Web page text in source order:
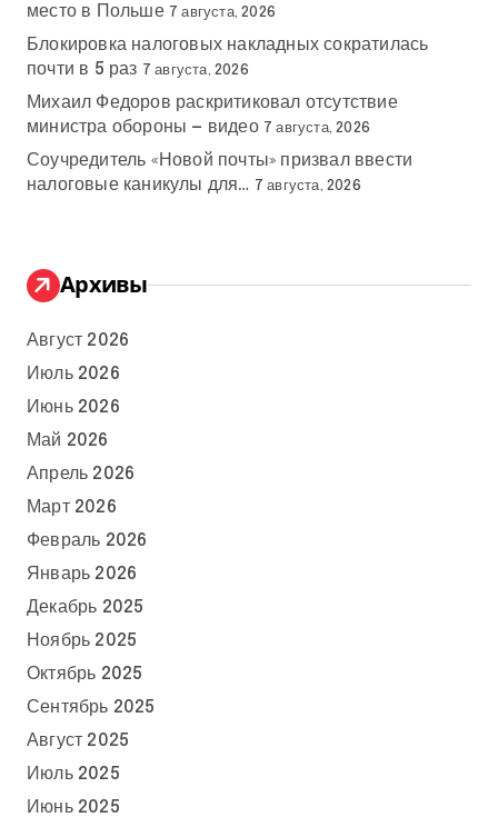
место в Польше 7 августа, 2026
Блокировка налоговых накладных сократилась
почти в 5 раз 7 августа, 2026
Михаил Федоров раскритиковал отсутствие
министра обороны — видео 7 августа, 2026
Соучредитель «Новой почты» призвал ввести
налоговые каникулы для… 7 августа, 2026
Архивы
Август 2026
Июль 2026
Июнь 2026
Май 2026
Апрель 2026
Март 2026
Февраль 2026
Январь 2026
Декабрь 2025
Ноябрь 2025
Октябрь 2025
Сентябрь 2025
Август 2025
Июль 2025
Июнь 2025